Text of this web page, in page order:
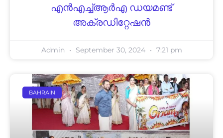
എന്‍എച്ച്ആര്‍എ ഡയമണ്ട്
അക്രഡിറ്റേഷന്‍
Admin September 30, 2024 7:21 pm
BAHRAIN